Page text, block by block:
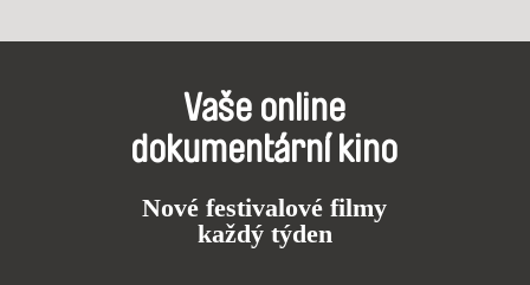
Vaše online
dokumentární kino
Nové festivalové filmy
každý týden